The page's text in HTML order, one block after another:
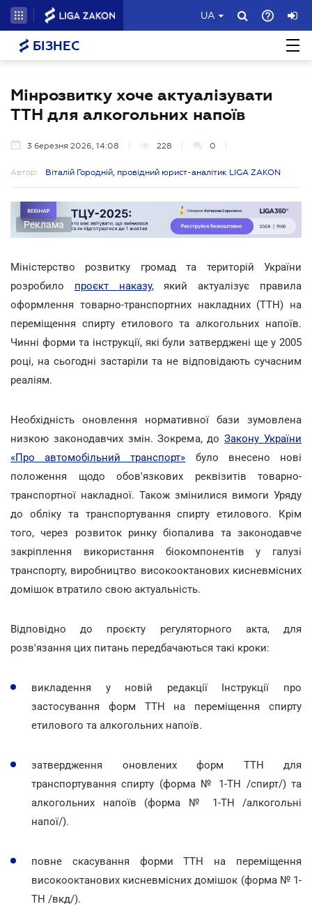
UA
БІЗНЕС
Мінрозвитку хоче актуалізувати
ТТН для алкогольних напоїв
3 березня 2026, 14:08 228 0
Автор: Віталій Городній, провідний юрист-аналітик LIGA ZAKON
Реклама
Міністерство розвитку громад та територій України
розробило проєкт наказу, який актуалізує правила
оформлення товарно-транспортних накладних (ТТН) на
переміщення спирту етилового та алкогольних напоїв.
Чинні форми та інструкції, які були затверджені ще у 2005
році, на сьогодні застаріли та не відповідають сучасним
реаліям.
Необхідність оновлення нормативної бази зумовлена
низкою законодавчих змін. Зокрема, доЗакону України
«Про автомобільний транспорт» було внесено нові
положення щодо обов'язкових реквізитів товарно-
транспортної накладної. Також змінилися вимоги Уряду
до обліку та транспортування спирту етилового. Крім
того, через розвиток ринку біопалива та законодавче
закріплення використання біокомпонентів у галузі
транспорту, виробництво високооктанових кисневмісних
домішок втратило свою актуальність.
Відповідно до проєкту регуляторного акта, для
розв'язання цих питань передбачаються такі кроки:
викладення у новій редакції Інструкції про
застосування форм ТТН на переміщення спирту
етилового та алкогольних напоїв.
затвердження оновлених форм ТТН для
транспортування спирту (форма № 1-ТН /спирт/) та
алкогольних напоїв (форма № 1-ТН /алкогольні
напої/).
повне скасування форми ТТН на переміщення
високооктанових кисневмісних домішок (форма № 1-
ТН /вкд/).